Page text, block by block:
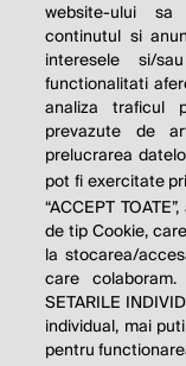
website-ului
continutul si
interesele si/
functionalitati
analiza traficul
prevazute de
prelucrarea
pot fi exercitate
“ACCEPT
de tip Cookie,
la stocarea/
care
SETARILE
individual, mai
pentru